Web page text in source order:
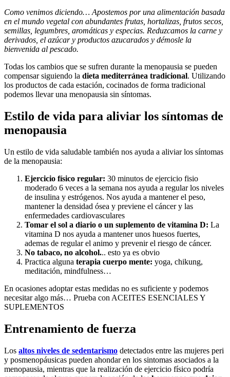
Como venimos diciendo… Apostemos por una alimentación basada
en el mundo vegetal con abundantes frutas, hortalizas, frutos secos,
semillas, legumbres, aromáticas y especias. Reduzcamos la carne y
derivados, el azúcar y productos azucarados y démosle la
bienvenida al pescado.
Todas los cambios que se sufren durante la menopausia se pueden
compensar siguiendo la dieta mediterránea tradicional. Utilizando
los productos de cada estación, cocinados de forma tradicional
podemos llevar una menopausia sin síntomas.
Estilo de vida para aliviar los síntomas de
menopausia
Un estilo de vida saludable también nos ayuda a aliviar los síntomas
de la menopausia:
Ejercicio físico regular: 30 minutos de ejercicio fisio
moderado 6 veces a la semana nos ayuda a regular los niveles
de insulina y estrógenos. Nos ayuda a mantener el peso,
mantener la densidad ósea y previene el cáncer y las
enfermedades cardiovasculares
Tomar el sol a diario o un suplemento de vitamina D: La
vitamina D nos ayuda a mantener unos huesos fuertes,
ademas de regular el animo y prevenir el riesgo de cáncer.
No tabaco, no alcohol... esto ya es obvio
Practica alguna terapia cuerpo mente: yoga, chikung,
meditación, mindfulness…
En ocasiones adoptar estas medidas no es suficiente y podemos
necesitar algo más… Prueba con ACEITES ESENCIALES Y
SUPLEMENTOS
Entrenamiento de fuerza
Los altos niveles de sedentarismo detectados entre las mujeres peri
y posmenopáusicas pueden ahondar en los sintomas asociados a la
menopausia, mientras que la realización de ejercicio físico podría